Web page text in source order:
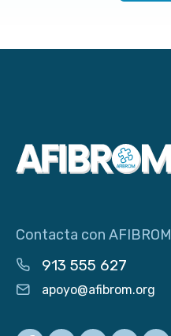
Contacta con AFIBROM
913 555 627
apoyo@afibrom.org